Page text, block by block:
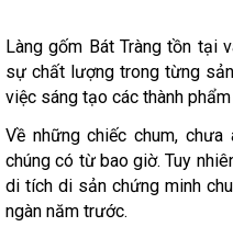
Làng gốm Bát Tràng tồn tại
sự chất lượng trong từng
việc sáng tạo các thành
Về những chiếc chum,
chúng có từ bao giờ. Tuy
di tích di sản chứng minh
ngàn năm trước.